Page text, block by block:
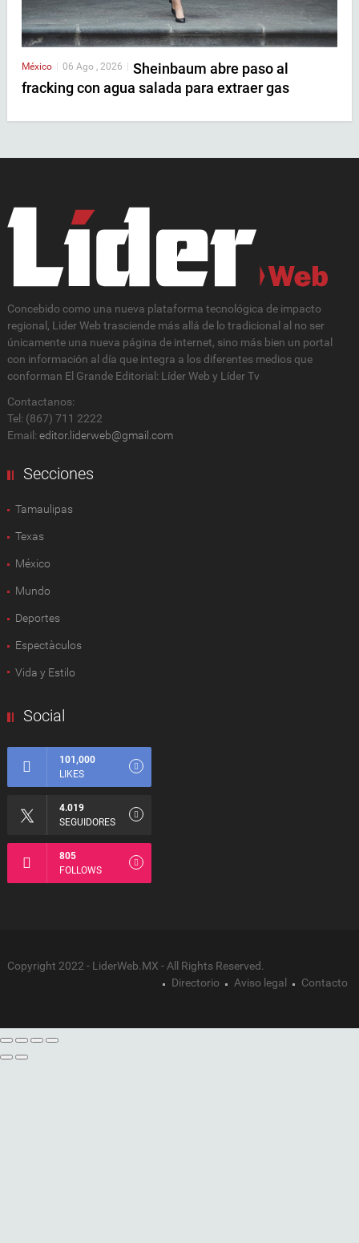
México 06 Ago , 2026
Sheinbaum abre paso al
fracking con agua salada para extraer gas
Concebido como una nueva plataforma tecnológica de impacto
regional, Lider Web trasciende más allá de lo tradicional al no ser
únicamente una nueva página de internet, sino más bien un portal
con información al día que integra a los diferentes medios que
conforman El Grande Editorial: Líder Web y Líder Tv
Contactanos:
Tel: (867) 711 2222
Email: editor.liderweb@gmail.com
Secciones
Tamaulipas
Texas
México
Mundo
Deportes
Espectàculos
Vida y Estilo
Social
101,000
LIKES
4.019
SEGUIDORES
805
FOLLOWS
Copyright 2022 - LiderWeb.MX - All Rights Reserved.
Directorio
Aviso legal Contacto